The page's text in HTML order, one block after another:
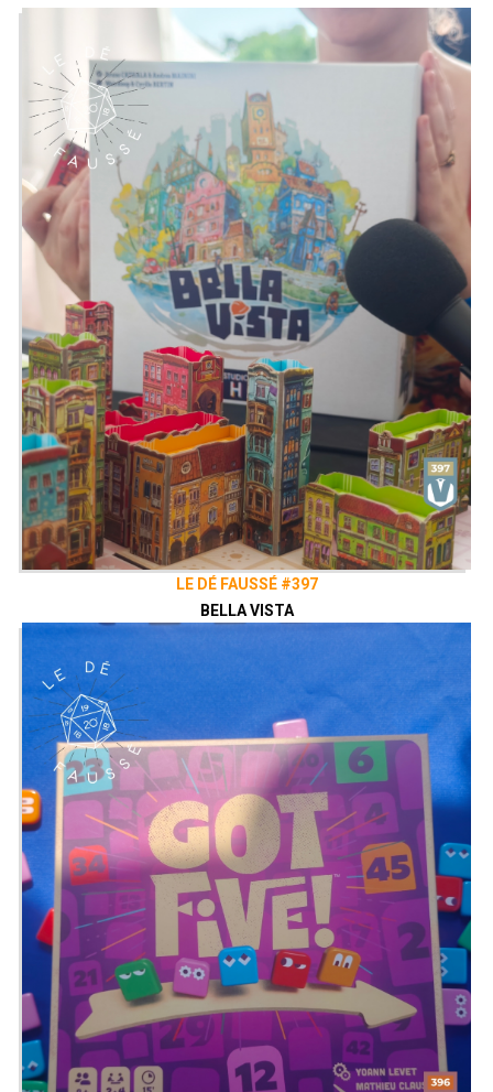
Illustré par Siwon Hwane
Édité par Korea Boardgames
De 2 à 4 joueuses
Pour 8 ans et +
Pour environ 30 minutes
Description : Une tasse de café est
certainement relaxante - pour le client.
Pour le café, cependant, les
commandes ont tendance à
s'accumuler pendant les heures de
pointe, et ce n'est pas différent
aujourd'hui chez Coffee Rush.
Dans Coffee Rush, c'est à votre tour de
gérer votre propre Coffee Shop et de
devenir, on l'espère pour vous, le
meilleur barista en traitant rapidement
les commandes de café et de boissons !
Emission présentée parAlex&Zephiriel
Générique par Adrien Larouzée
Twitter@ledefausse
Instagram
Le Dé Faussé
Facebook Le Dé Faussé
Envie de nous soutenir ? Vous pouvez,
si vous le souhaitez, grâce au Patreon
de notre collectif, le Vaisseau Hyper
patreon.com/vaisseauhypersensas
Découvrez également notre site
vaisseauhypersensas.fr
Rejoignez nous sur Discord!
https://discord.gg/uGxNp6n
LE DÉ FAUSSÉ #397
BELLA VISTA